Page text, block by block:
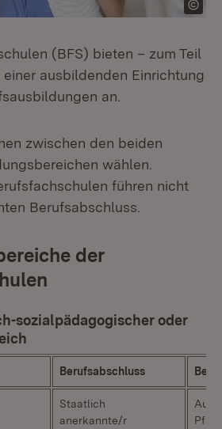
(BFS) bieten – zum Teil
ausbildenden Einrichtung
an.
zwischen den beiden
wählen.
führen nicht
Berufsabschluss.
der
sozialpädagogischer oder
Berufsabschluss
Staatlich
anerkannte/r